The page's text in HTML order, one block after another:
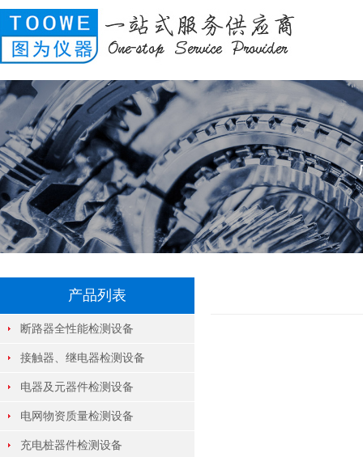
产品列表
断路器全性能检测设备
接触器、继电器检测设备
电器及元器件检测设备
电网物资质量检测设备
充电桩器件检测设备